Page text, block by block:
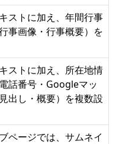
ストに加え、年間行事
事画像・行事概要）を
ストに加え、所在地情
話番号・Googleマッ
出し・概要）を複数設
ページでは、サムネイ